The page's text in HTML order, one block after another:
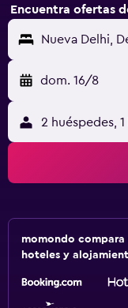
Encuentra ofertas
Nueva Delhi,
dom. 16/8
2 huéspedes, 1
momondo compara
hoteles y